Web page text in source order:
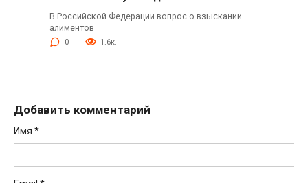
В Российской Федерации вопрос о взыскании
алиментов
0 1.6к.
Добавить комментарий
Имя *